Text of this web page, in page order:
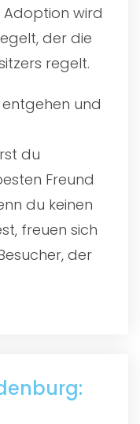
Adoption wird
der die
regelt.
und
du
Freund
du keinen
freuen sich
der